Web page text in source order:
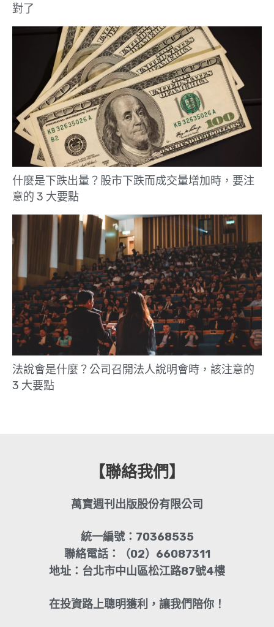
對了
什麼是下跌出量？股市下跌而成交量增加時，要注
意的 3 大要點
法說會是什麼？公司召開法人說明會時，該注意的
3 大要點
【聯絡我們】
萬寶週刊出版股份有限公司
統一編號：70368535
聯絡電話：（02）66087311
地址：台北市中山區松江路87號4樓
在投資路上聰明獲利，讓我們陪你！